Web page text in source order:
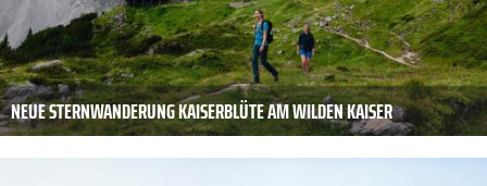
NEUE STERNWANDERUNG KAISERBLÜTE AM WILDEN KAISER